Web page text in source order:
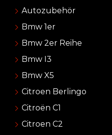
Autozubehör
Bmw 1er
Bmw 2er Reihe
Bmw I3
Bmw X5
Citroen Berlingo
Citroën C1
Citroen C2